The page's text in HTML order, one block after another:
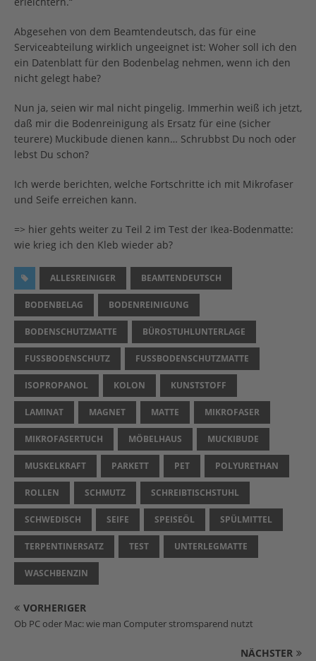
Abgesehen von dem Beamtendeutsch, das für eine
Serviceabteilung wirklich ungeeignet ist: Woher soll ich den
ein Datenblatt für den Bodenbelag nehmen, wenn ich den
nicht gelegt habe?
Nun ja, seien wir mal nicht pingelig. Immerhin weiß ich jetzt,
daß mir die Bodenreinigung als Ersatz für eine (sicher
teurere) Muckibude dienen kann… Schrubbst Du noch oder
lebst Du schon?
Ich werde berichten, welche Fortschritte ich mit Mikrofaser
und Seife erreichen kann.
=> hier gehts weiter zu Teil 2 im Test der Ikea-Bodenmatte:
wie krieg ich den Kleb wieder ab?
ALLESREINIGER BEAMTENDEUTSCH
BODENBELAG BODENREINIGUNG
BODENSCHUTZMATTE BÜROSTUHLUNTERLAGE
FUSSBODENSCHUTZ FUSSBODENSCHUTZMATTE
ISOPROPANOL KOLON KUNSTSTOFF
LAMINAT MAGNET MATTE MIKROFASER
MIKROFASERTUCH MÖBELHAUS MUCKIBUDE
MUSKELKRAFT PARKETT PET POLYURETHAN
ROLLEN SCHMUTZ SCHREIBTISCHSTUHL
SCHWEDISCH SEIFE SPEISEÖL SPÜLMITTEL
TERPENTINERSATZ TEST UNTERLEGMATTE
WASCHBENZIN
VORHERIGER
Ob PC oder Mac: wie man Computer stromsparend nutzt
NÄCHSTER